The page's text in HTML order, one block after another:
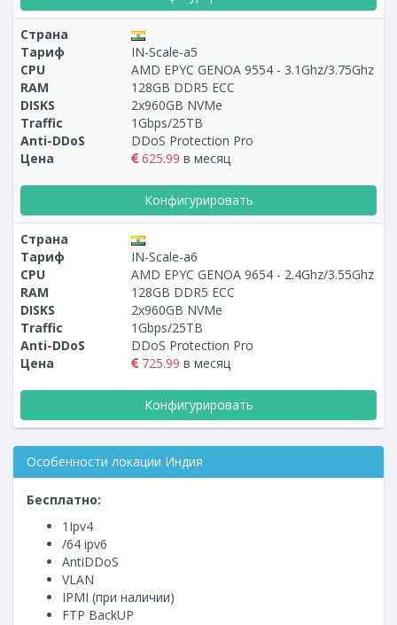
Страна
Тариф
IN-Scale-a5
CPU
AMD EPYC GENOA 9554 - 3.1Ghz/3.75Ghz
RAM
128GB DDR5 ECC
DISKS
2x960GB NVMe
Traffic
1Gbps/25TB
Anti-DDoS
DDoS Protection Pro
Цена
625.99 в месяц
Конфигурировать
Страна
Тариф
IN-Scale-a6
CPU
AMD EPYC GENOA 9654 - 2.4Ghz/3.55Ghz
RAM
128GB DDR5 ECC
DISKS
2x960GB NVMe
Traffic
1Gbps/25TB
Anti-DDoS
DDoS Protection Pro
Цена
725.99 в месяц
Конфигурировать
Особенности локации Индия
Бесплатно:
1Ipv4
/64 ipv6
AntiDDoS
VLAN
IPMI (при наличии)
FTP BackUP